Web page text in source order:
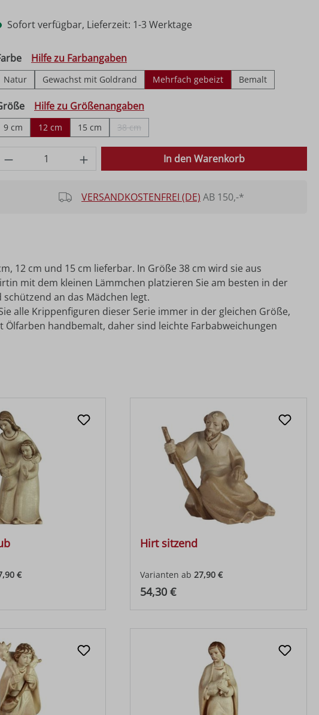
Sofort verfügbar, Lieferzeit: 1-3 Werktage
auswählen
Hilfe zu Farbangaben
Natur Gewachst mit Goldrand Mehrfach gebeizt Bemalt
auswählen
Hilfe zu Größenangaben
9 cm 12 cm 15 cm 38 cm
(Diese Option ist zurzeit nicht verfügbar.)
Produkt Anzahl: Gib den gewünschten Wert
In den Warenkorb
VERSANDKOSTENFREI (DE) AB 150,-*
12 cm und 15 cm lieferbar. In Größe 38 cm wird sie aus
mit dem kleinen Lämmchen platzieren Sie am besten in der
an das Mädchen legt.
alle Krippenfiguren dieser Serie immer in der gleichen Größe,
handbemalt, daher sind leichte Farbabweichungen
€
Hirt sitzend
Varianten ab 27,90 €
Regulärer Preis:
54,30 €